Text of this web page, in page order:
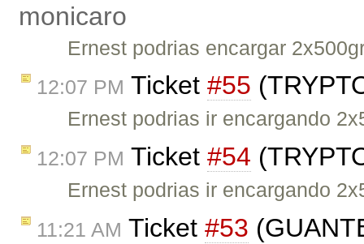
monicaro
Ernest podrias encargar
12:07 PM Ticket #55
Ernest podrias ir encargando
12:07 PM Ticket #54
Ernest podrias ir encargando
11:21 AM Ticket #53